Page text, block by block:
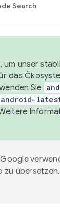
Search
um unser
das
Sie
android-
Google
zu